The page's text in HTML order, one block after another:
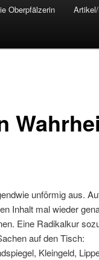
Oberpfälzerin
unförmig aus.
Inhalt mal wieder
Eine Radikalkur
auf den Tisch:
Kleingeld,